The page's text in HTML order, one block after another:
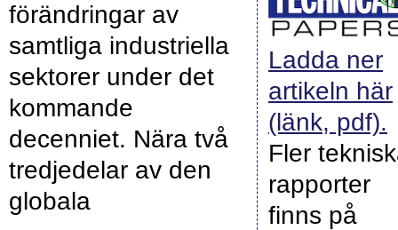
Ladda ner
artikeln här
(länk, pdf).
Fler
rapporter
finns på
förändringar av
samtliga industriella
sektorer under det
kommande
decenniet. Nära två
tredjedelar av den
globala